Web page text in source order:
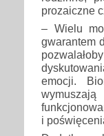
prozaiczne
– Wielu
gwarantem
emocji.
i